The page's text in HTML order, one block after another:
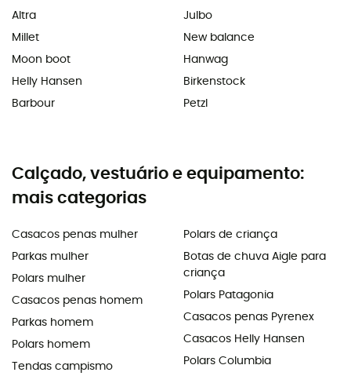
Altra
Millet
Moon boot
Helly Hansen
Barbour
Julbo
New balance
Hanwag
Birkenstock
Petzl
Calçado, vestuário e equipamento:
mais categorias
Casacos penas mulher
Parkas mulher
Polars mulher
Casacos penas homem
Parkas homem
Polars homem
Tendas campismo
Polars de criança
Botas de chuva Aigle para
criança
Polars Patagonia
Casacos penas Pyrenex
Casacos Helly Hansen
Polars Columbia